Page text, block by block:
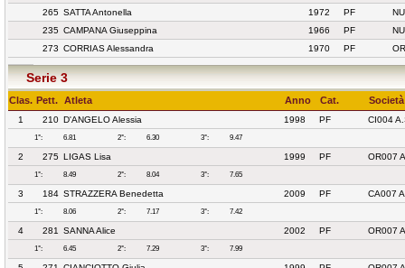
265 SATTA Antonella 1972 PF
235 CAMPANA Giuseppina 1966 PF
273 CORRIAS Alessandra 1970 PF
Serie 3
Clas. Pett. Atleta Anno Cat. Società
1 210 D'ANGELO Alessia 1998 PF CI004
1°: 6.81 2°: 6.30 3°: 9.47
2 275 LIGAS Lisa 1999 PF OR007
1°: 8.49 2°: 8.04 3°: 7.65
3 184 STRAZZERA Benedetta 2009 PF CA007
1°: 8.06 2°: 7.17 3°: 7.42
4 281 SANNA Alice 2002 PF OR007
1°: 6.45 2°: 7.29 3°: 7.99